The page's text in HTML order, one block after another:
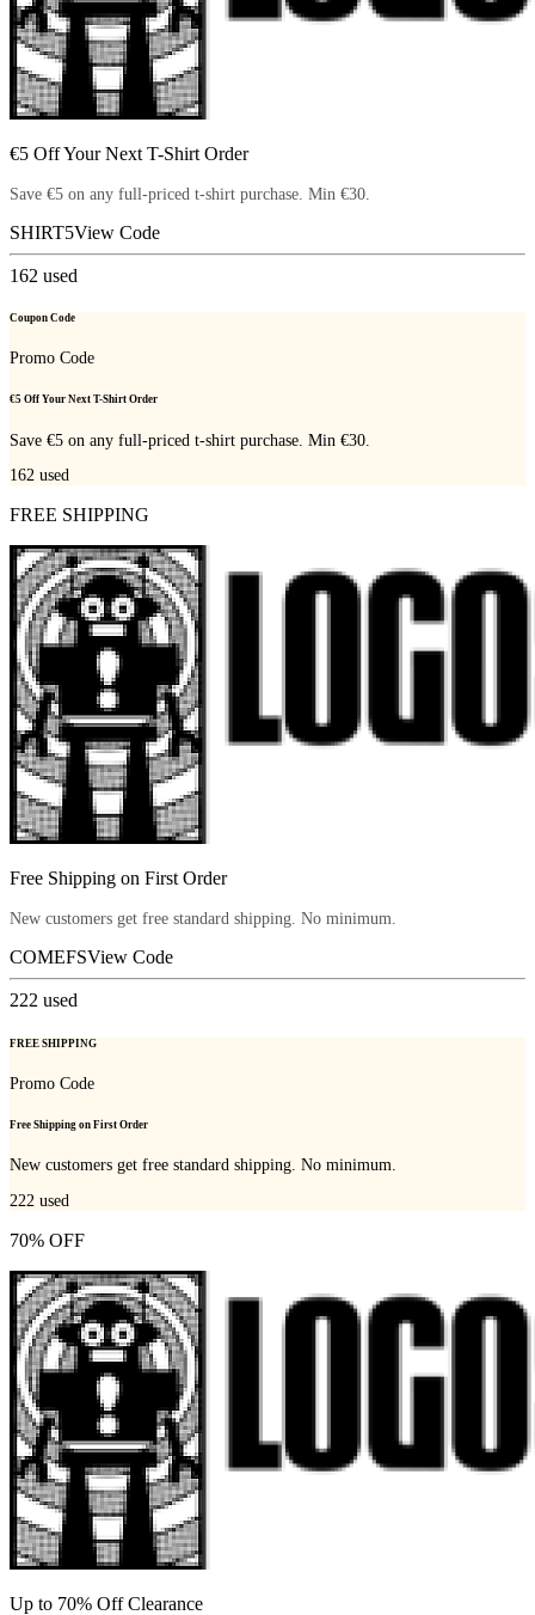
€5 Off Your Next T-Shirt Order
Save €5 on any full-priced t-shirt purchase. Min €30.
SHIRT5View Code
162 used
Coupon Code
Promo Code
€5 Off Your Next T-Shirt Order
Save €5 on any full-priced t-shirt purchase. Min €30.
162 used
FREE SHIPPING
Free Shipping on First Order
New customers get free standard shipping. No minimum.
COMEFSView Code
222 used
FREE SHIPPING
Promo Code
Free Shipping on First Order
New customers get free standard shipping. No minimum.
222 used
70% OFF
Up to 70% Off Clearance